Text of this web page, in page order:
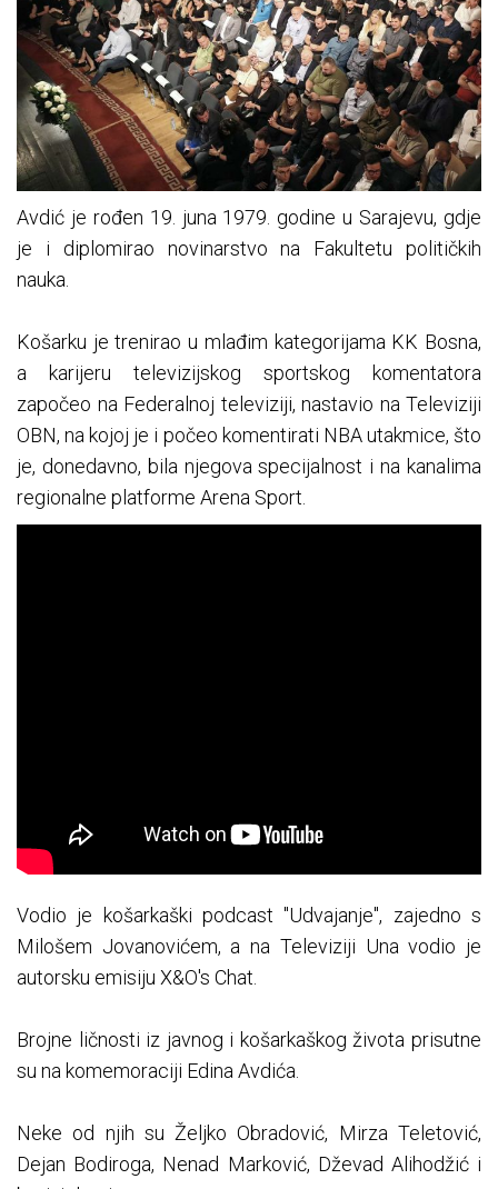
Avdić je rođen 19. juna 1979. godine u Sarajevu, gdje
je i diplomirao novinarstvo na Fakultetu političkih
nauka.
Košarku je trenirao u mlađim kategorijama KK Bosna,
a karijeru televizijskog sportskog komentatora
započeo na Federalnoj televiziji, nastavio na Televiziji
OBN, na kojoj je i počeo komentirati NBA utakmice, što
je, donedavno, bila njegova specijalnost i na kanalima
regionalne platforme Arena Sport.
Vodio je košarkaški podcast "Udvajanje", zajedno s
Milošem Jovanovićem, a na Televiziji Una vodio je
autorsku emisiju X&O's Chat.
Brojne ličnosti iz javnog i košarkaškog života prisutne
su na komemoraciji Edina Avdića.
Neke od njih su Željko Obradović, Mirza Teletović,
Dejan Bodiroga, Nenad Marković, Dževad Alihodžić i